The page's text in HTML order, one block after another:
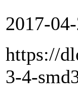
2017-
https://
3-4-